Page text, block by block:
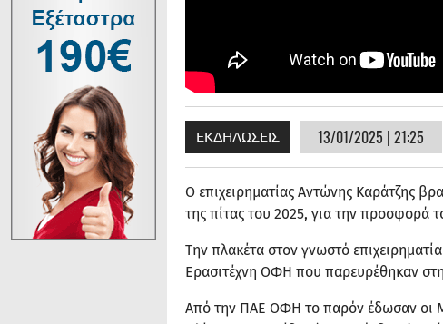
ΕΚΔΗΛΩΣΕΙΣ 13/01/2025 | 21:25
Ο επιχειρηματίας Αντώνης Καράτζης
της πίτας του 2025, για την προσφορά
Την πλακέτα στον γνωστό
Ερασιτέχνη ΟΦΗ που παρευρέθηκαν
Από την ΠΑΕ ΟΦΗ το παρόν έδωσαν οι